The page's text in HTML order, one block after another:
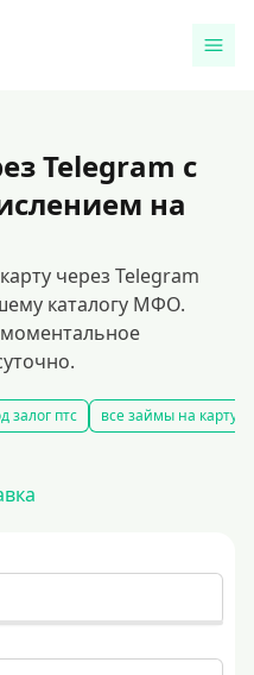
Telegram с
на
через Telegram
каталогу МФО.
моментальное
залог птс все займы на карту